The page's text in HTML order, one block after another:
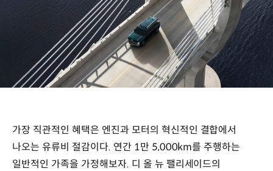
가장 직관적인 혜택은 엔진과 모터의 혁신적인 결합에서
나오는 유류비 절감이다. 연간 1만 5,000km를 주행하는
일반적인 가족을 가정해보자. 디 올 뉴 팰리세이드의